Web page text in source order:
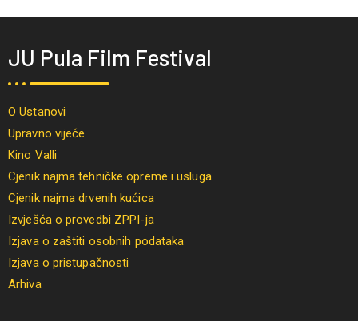
JU Pula Film Festival
O Ustanovi
Upravno vijeće
Kino Valli
Cjenik najma tehničke opreme i usluga
Cjenik najma drvenih kućica
Izvješća o provedbi ZPPI-ja
Izjava o zaštiti osobnih podataka
Izjava o pristupačnosti
Arhiva